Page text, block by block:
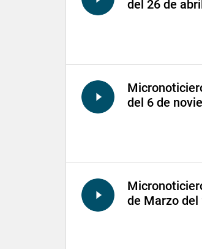
del 26 de
del 6 de
de Marzo del